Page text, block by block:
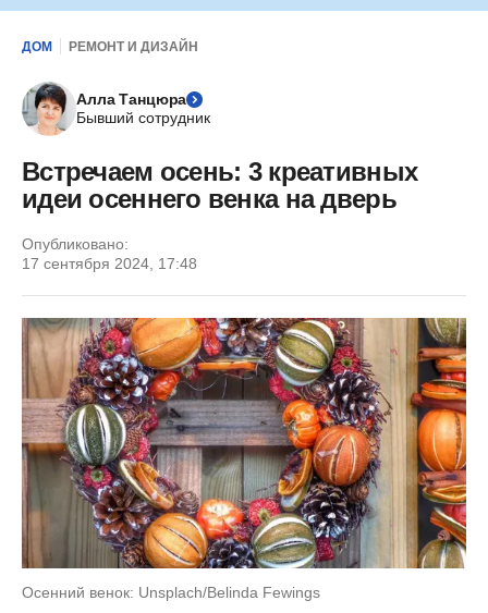
ДОМ РЕМОНТ И ДИЗАЙН
Алла Танцюра
Бывший сотрудник
Встречаем осень: 3 креативных
идеи осеннего венка на дверь
Опубликовано:
17 сентября 2024, 17:48
Осенний венок: Unsplach/Belinda Fewings